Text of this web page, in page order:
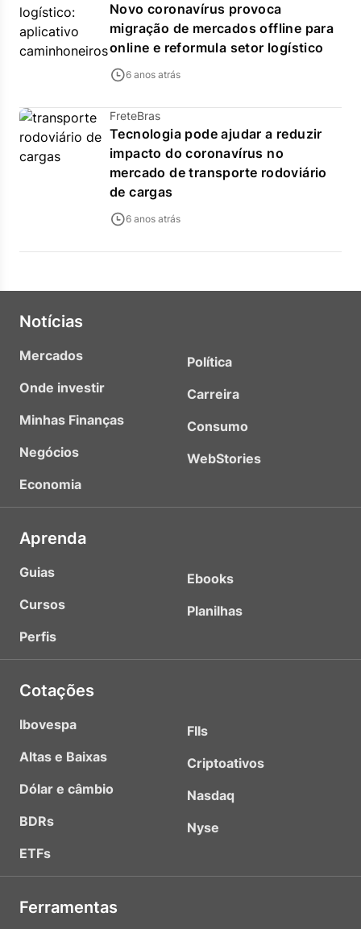
Novo coronavírus provoca
migração de mercados offline para
online e reformula setor logístico
6 anos atrás
FreteBras
Tecnologia pode ajudar a reduzir
impacto do coronavírus no
mercado de transporte rodoviário
de cargas
6 anos atrás
Notícias
Mercados
Onde investir
Minhas Finanças
Negócios
Economia
Política
Carreira
Consumo
WebStories
Aprenda
Guias
Cursos
Perfis
Ebooks
Planilhas
Cotações
Ibovespa
Altas e Baixas
Dólar e câmbio
BDRs
ETFs
FIIs
Criptoativos
Nasdaq
Nyse
Ferramentas